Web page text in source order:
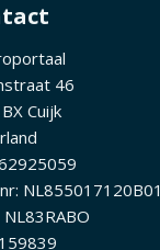
46
Cuijk
NL855017120B01
NL83RABO